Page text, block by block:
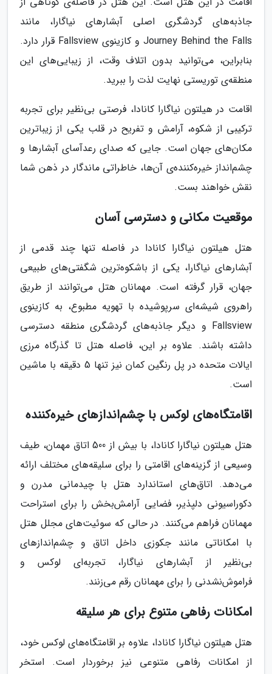
جاذبه‌های گردشگری اصلی آبشارهای نیاگارا، مانند
Journey Behind the Falls و کازینوی Fallsview قرار دارد.
بنابراین، می‌توانید بدون اتلاف وقت، از زیبایی‌های این
منطقه‌ی توریستی نهایت لذت را ببرید.
اقامت در هیلتون نیاگارا کانادا، فرصتی بی‌نظیر برای تجربه
ترکیبی از شکوه، آرامش و تفریح در قلب یکی از زیباترین
مکان‌های جهان است. جایی که صدای رعدآسای آبشارها و
چشم‌انداز خیره‌کننده‌ی آن‌ها، خاطراتی ماندگار در ذهن شما
نقش خواهند بست.
موقعیت مکانی و دسترسی آسان
هتل هیلتون نیاگارا کانادا در فاصله تنها چند قدمی از
آبشارهای نیاگارا، یکی از باشکوه‌ترین شگفتی‌های طبیعی
جهان، قرار گرفته است. مهمانان هتل می‌توانند از طریق
راهروی شیشه‌ای سرپوشیده با تهویه مطبوع، به کازینوی
Fallsview و دیگر جاذبه‌های گردشگری منطقه دسترسی
داشته باشند. علاوه بر این، فاصله هتل تا گذرگاه مرزی
ایالات متحده در پل رنگین کمان نیز تنها 5 دقیقه با ماشین
است.
اقامتگاه‌های لوکس با چشم‌اندازهای خیره‌کننده
هتل هیلتون نیاگارا کانادا، با بیش از 500 اتاق مهمان، طیف
وسیعی از گزینه‌های اقامتی را برای سلیقه‌های مختلف ارائه
می‌دهد. اتاق‌های استاندارد هتل با چیدمانی مدرن و
دکوراسیونی دلپذیر، فضایی آرامش‌بخش را برای استراحت
مهمانان فراهم می‌کنند. در حالی که سوئیت‌های مجلل هتل
با امکاناتی مانند جکوزی داخل اتاق و چشم‌اندازهای
بی‌نظیر از آبشارهای نیاگارا، تجربه‌ای لوکس و
فراموش‌نشدنی را برای مهمانان رقم می‌زنند.
امکانات رفاهی متنوع برای هر سلیقه
هتل هیلتون نیاگارا کانادا، علاوه بر اقامتگاه‌های لوکس خود،
از امکانات رفاهی متنوعی نیز برخوردار است. استخر